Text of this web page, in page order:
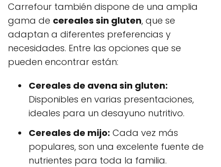
Carrefour también dispone de una amplia
gama de cereales sin gluten, que se
adaptan a diferentes preferencias y
necesidades. Entre las opciones que se
pueden encontrar están:
Cereales de avena sin gluten:
Disponibles en varias presentaciones,
ideales para un desayuno nutritivo.
Cereales de mijo: Cada vez más
populares, son una excelente fuente de
nutrientes para toda la familia.